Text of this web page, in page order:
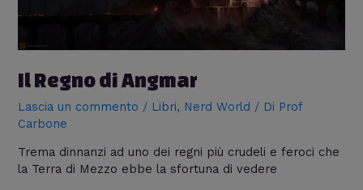
Il Regno di Angmar
Lascia un commento / Libri, Nerd World / Di Prof
Carbone
Trema dinnanzi ad uno dei regni più crudeli e feroci che
la Terra di Mezzo ebbe la sfortuna di vedere